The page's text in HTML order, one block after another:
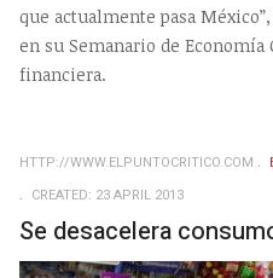
que actualmente pasa
en su Semanario de
financiera.
HTTP://WWW.ELPUNTOCRITICO.COM
CREATED: 23 APRIL 2013
Se desacelera